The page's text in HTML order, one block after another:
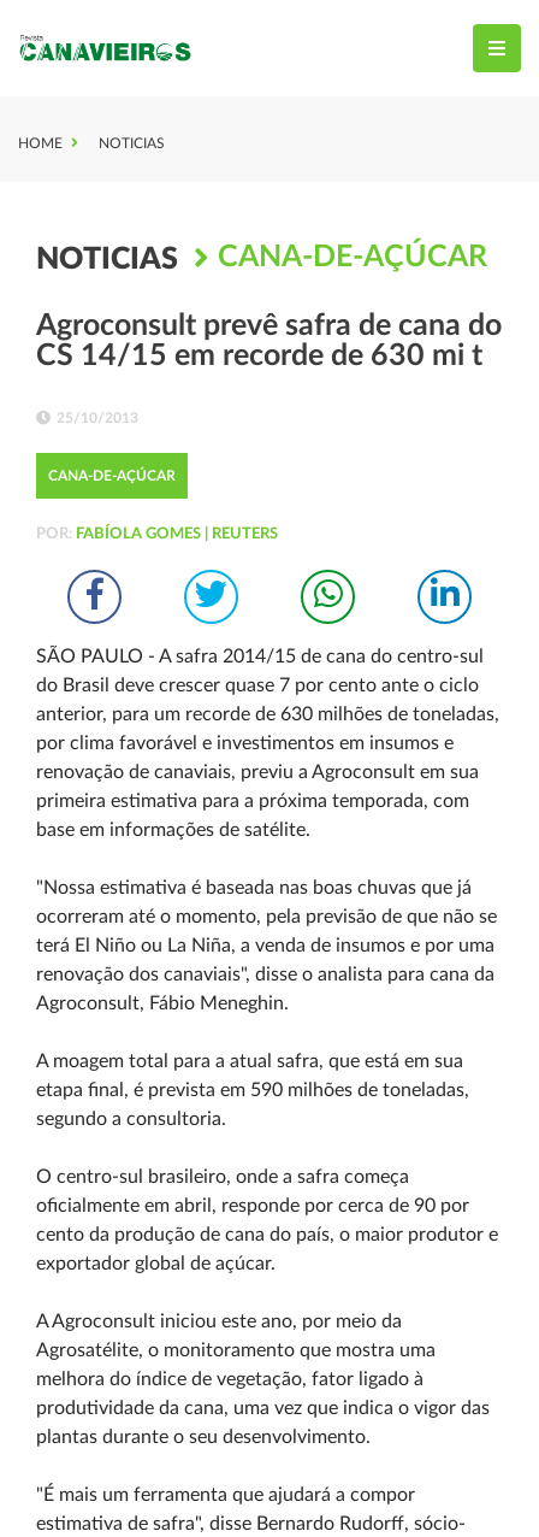
HOME NOTICIAS
NOTICIAS CANA-DE-AÇÚCAR
Agroconsult prevê safra de cana do
CS 14/15 em recorde de 630 mi t
25/10/2013
CANA-DE-AÇÚCAR
POR: FABÍOLA GOMES | REUTERS
SÃO PAULO - A safra 2014/15 de cana do centro-sul
do Brasil deve crescer quase 7 por cento ante o ciclo
anterior, para um recorde de 630 milhões de toneladas,
por clima favorável e investimentos em insumos e
renovação de canaviais, previu a Agroconsult em sua
primeira estimativa para a próxima temporada, com
base em informações de satélite.
"Nossa estimativa é baseada nas boas chuvas que já
ocorreram até o momento, pela previsão de que não se
terá El Niño ou La Niña, a venda de insumos e por uma
renovação dos canaviais", disse o analista para cana da
Agroconsult, Fábio Meneghin.
A moagem total para a atual safra, que está em sua
etapa final, é prevista em 590 milhões de toneladas,
segundo a consultoria.
O centro-sul brasileiro, onde a safra começa
oficialmente em abril, responde por cerca de 90 por
cento da produção de cana do país, o maior produtor e
exportador global de açúcar.
A Agroconsult iniciou este ano, por meio da
Agrosatélite, o monitoramento que mostra uma
melhora do índice de vegetação, fator ligado à
produtividade da cana, uma vez que indica o vigor das
plantas durante o seu desenvolvimento.
"É mais um ferramenta que ajudará a compor
estimativa de safra", disse Bernardo Rudorff, sócio-